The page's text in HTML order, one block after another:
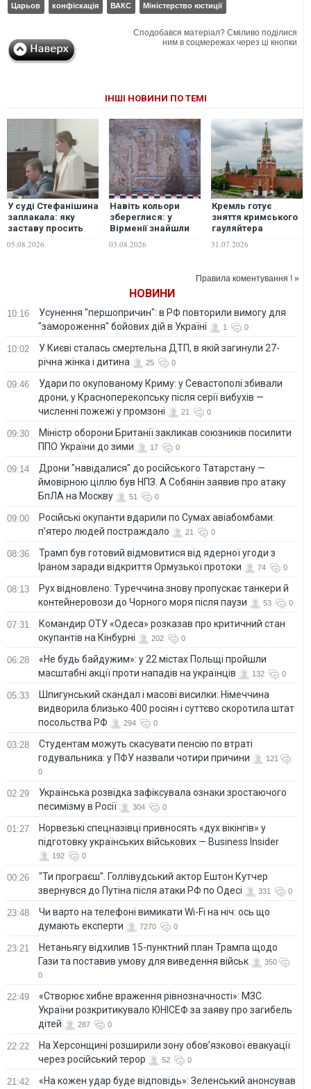
Царьов конфіскація ВАКС Міністерство юстиції
Сподобався матеріал? Сміливо поділися
ним в соцмережах через ці кнопки
ІНШІ НОВИНИ ПО ТЕМІ
У суді Стефанішина
заплакала: яку
заставу просить
05.08.2026
Навіть кольори
збереглися: у
Вірменії знайшли
віком понад 2500
03.08.2026
Кремль готує
зняття кримського
гауляйтера
31.07.2026
Правила коментування ! »
НОВИНИ
10:16
Усунення "першопричин": в РФ повторили вимогу для
"замороження" бойових дій в Україні
1 0
10:02
У Києві сталась смертельна ДТП, в якій загинули 27-
річна жінка і дитина
25 0
09:46
Удари по окупованому Криму: у Севастополі збивали
дрони, у Красноперекопську після серії вибухів —
численні пожежі у промзоні
21 0
09:30
Міністр оборони Британії закликав союзників посилити
ППО України до зими
17 0
09:14
Дрони "навідалися" до російського Татарстану —
ймовірною ціллю був НПЗ. А Собянін заявив про атаку
БпЛА на Москву
51 0
09:00
Російські окупанти вдарили по Сумах авіабомбами:
п’ятеро людей постраждало
21 0
08:36
Трамп був готовий відмовитися від ядерної угоди з
Іраном заради відкриття Ормузької протоки
74 0
08:13
Рух відновлено: Туреччина знову пропускає танкери й
контейнеровози до Чорного моря після паузи
53 0
07:31
Командир ОТУ «Одеса» розказав про критичний стан
окупантів на Кінбурні
202 0
06:28
«Не будь байдужим»: у 22 містах Польщі пройшли
масштабні акції проти нападів на українців
132 0
05:33
Шпигунський скандал і масові висилки: Німеччина
видворила близько 400 росіян і суттєво скоротила штат
посольства РФ
294 0
03:28
Студентам можуть скасувати пенсію по втраті
годувальника: у ПФУ назвали чотири причини
121
0
02:29
Українська розвідка зафіксувала ознаки зростаючого
песимізму в Росії
304 0
01:27
Норвезькі спецназівці привносять «дух вікінгів» у
підготовку українських військових — Business Insider
192 0
00:26
"Ти програєш". Голлівудський актор Ештон Кутчер
звернувся до Путіна після атаки РФ по Одесі
331 0
23:48
Чи варто на телефонi вимикати Wi-Fi на ніч: ось що
думають експерти
7270 0
23:21
Нетаньягу відхилив 15-пунктний план Трампа щодо
Гази та поставив умову для виведення військ
350
0
22:49
«Створює хибне враження рівнозначності»: МЗС
України розкритикувало ЮНІСЕФ за заяву про загибель
дітей
287 0
22:22
На Херсонщині розширили зону обов’язкової евакуації
через російський терор
52 0
21:42
«На кожен удар буде відповідь»: Зеленський анонсував